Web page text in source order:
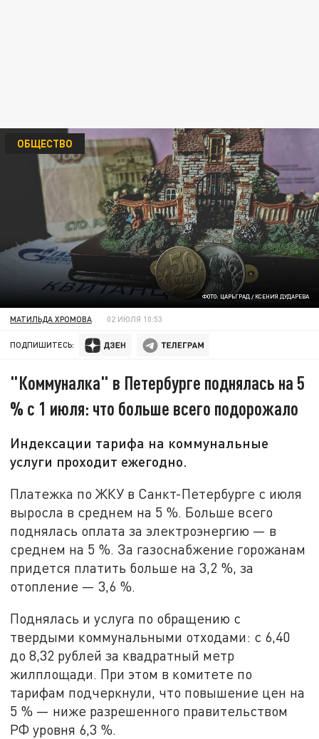
ФОТО: ЦАРЬГРАД / КСЕНИЯ ДУДАРЕВА
ОБЩЕСТВО
МАТИЛЬДА ХРОМОВА 02 ИЮЛЯ 10:53
ПОДПИШИТЕСЬ:
"Коммуналка" в Петербурге поднялась на 5
% с 1 июля: что больше всего подорожало
Индексации тарифа на коммунальные
услуги проходит ежегодно.
Платежка по ЖКУ в Санкт-Петербурге с июля
выросла в среднем на 5 %. Больше всего
поднялась оплата за электроэнергию — в
среднем на 5 %. За газоснабжение горожанам
придется платить больше на 3,2 %, за
отопление — 3,6 %.
Поднялась и услуга по обращению с
твердыми коммунальными отходами: с 6,40
до 8,32 рублей за квадратный метр
жилплощади. При этом в комитете по
тарифам подчеркнули, что повышение цен на
5 % — ниже разрешенного правительством
РФ уровня 6,3 %.